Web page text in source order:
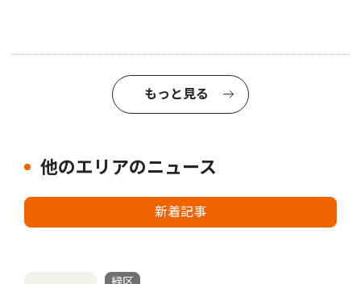
もっと見る
他のエリアのニュース
新着記事
緑区